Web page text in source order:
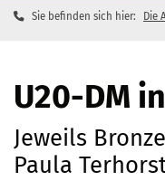
Sie befinden sich hier: Die
U20-DM
Jeweils
Paula